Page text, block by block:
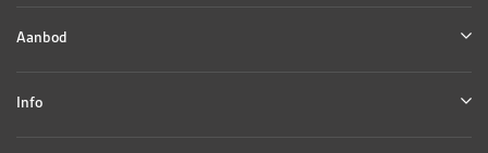
Aanbod
Info